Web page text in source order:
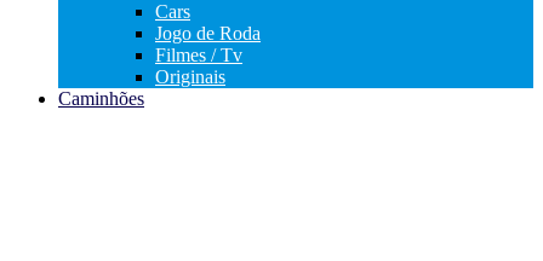
Cars
Jogo de Roda
Filmes / Tv
Originais
Caminhões